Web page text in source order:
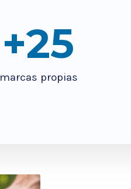
marcas propias
+25